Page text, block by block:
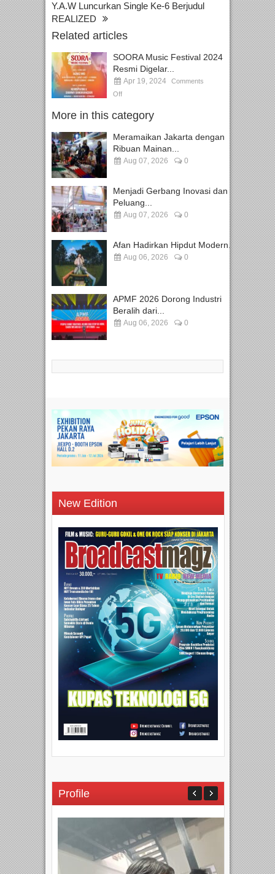
Y.A.W Luncurkan Single Ke-6 Berjudul
REALIZED
Related articles
SOORA Music Festival 2024
Resmi Digelar...
Apr 19, 2024
Comments
Off
More in this category
Meramaikan Jakarta dengan
Ribuan Mainan...
Aug 07, 2026 0
Menjadi Gerbang Inovasi dan
Peluang...
Aug 07, 2026 0
Afan Hadirkan Hipdut Modern...
Aug 06, 2026 0
APMF 2026 Dorong Industri
Beralih dari...
Aug 06, 2026 0
New Edition
Profile